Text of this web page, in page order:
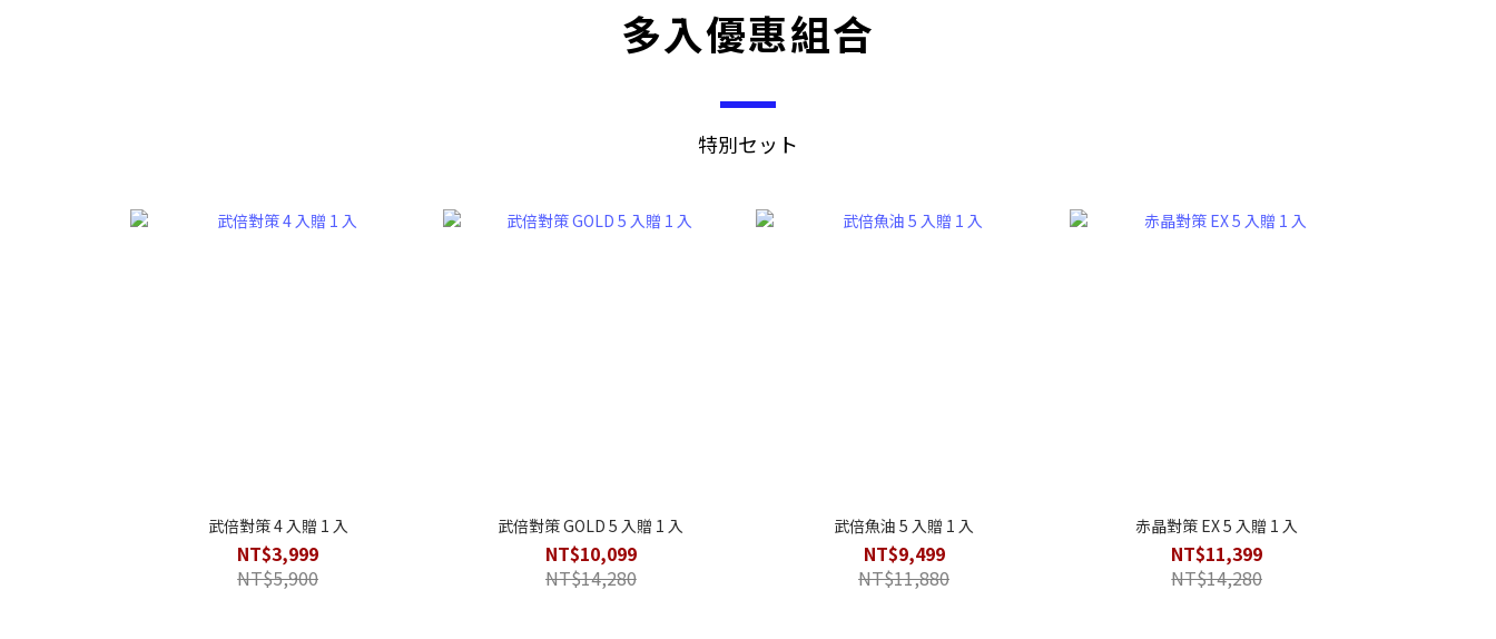
多入優惠組合
特別セット
武倍對策 4 入贈 1 入
NT$3,999
NT$5,900
武倍對策 GOLD 5 入贈 1 入
NT$10,099
NT$14,280
武倍魚油 5 入贈 1 入
NT$9,499
NT$11,880
赤晶對策 EX 5 入贈 1 入
NT$11,399
NT$14,280